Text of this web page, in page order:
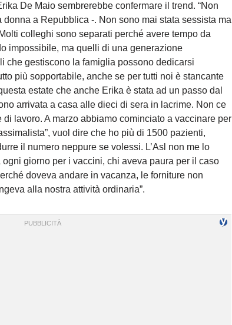
De Maio sembrerebbe confermare il trend. “Non
a Repubblica -. Non sono mai stata sessista ma
colleghi sono separati perché avere tempo da
impossibile, ma quelli di una generazione
che gestiscono la famiglia possono dedicarsi
più sopportabile, anche se per tutti noi è stancante
estate che anche Erika è stata ad un passo dal
arrivata a casa alle dieci di sera in lacrime. Non ce
lavoro. A marzo abbiamo cominciato a vaccinare per
vuol dire che ho più di 1500 pazienti,
il numero neppure se volessi. L’Asl non me lo
giorno per i vaccini, chi aveva paura per il caso
doveva andare in vacanza, le forniture non
alla nostra attività ordinaria”.